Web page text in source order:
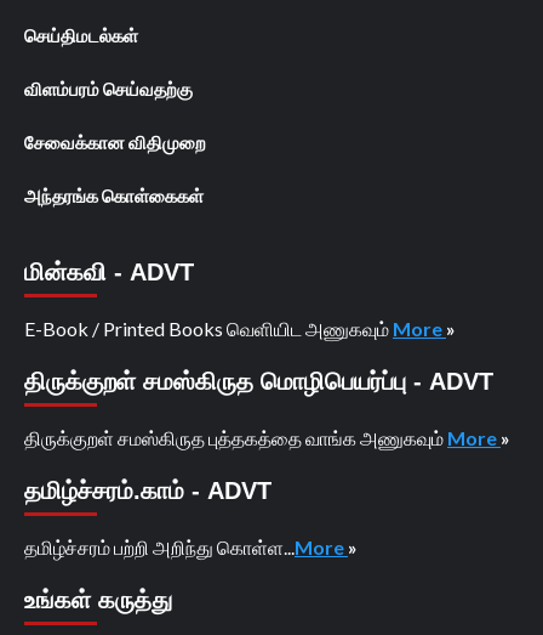
செய்திமடல்கள்
விளம்பரம் செய்வதற்கு
சேவைக்கான விதிமுறை
அந்தரங்க கொள்கைகள்
மின்கவி - ADVT
E-Book / Printed Books வெளியிட அணுகவும் More »
திருக்குறள் சமஸ்கிருத மொழிபெயர்ப்பு - ADVT
திருக்குறள் சமஸ்கிருத புத்தகத்தை வாங்க அணுகவும் More »
தமிழ்ச்சரம்.காம் - ADVT
தமிழ்ச்சரம் பற்றி அறிந்து கொள்ள... More »
உங்கள் கருத்து